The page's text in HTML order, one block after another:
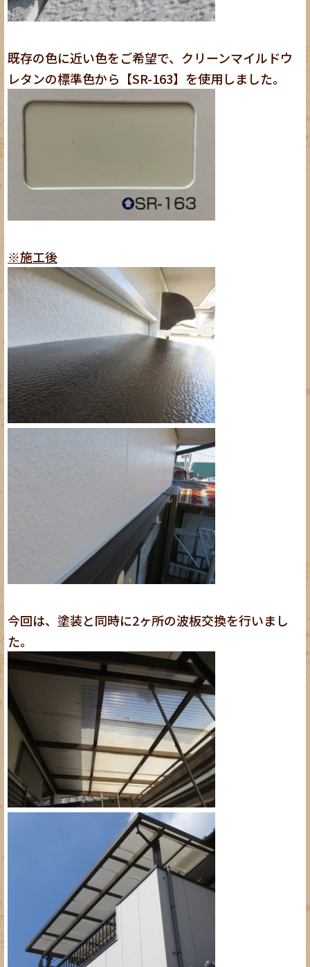
既存の色に近い色をご希望で、クリーンマイルドウ
レタンの標準色から【SR-163】を使用しました。
※施工後
今回は、塗装と同時に2ヶ所の波板交換を行いまし
た。